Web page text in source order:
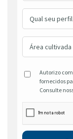
Autorizo
fornecidos
Consulte